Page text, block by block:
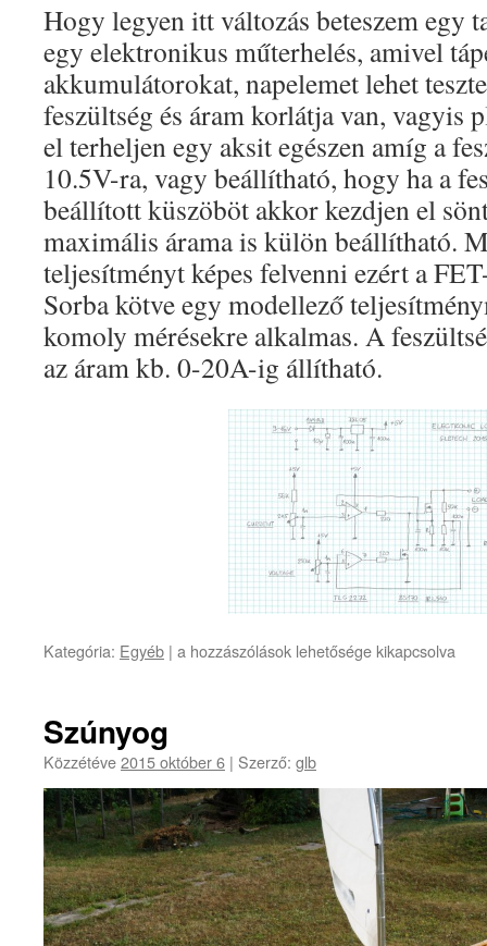
Hogy legyen itt változás beteszem egy
egy elektronikus műterhelés, amivel
akkumulátorokat, napelemet lehet
feszültség és áram korlátja van, vagyis
el terheljen egy aksit egészen amíg a
10.5V-ra, vagy beállítható, hogy ha a
beállított küszöböt akkor kezdjen el
maximális árama is külön beállítható.
teljesítményt képes felvenni ezért a
Sorba kötve egy modellező
komoly mérésekre alkalmas. A
az áram kb. 0-20A-ig állítható.
Kategória: Egyéb | Electronic
a hozzászólások lehetősége kikapcsolva
Szúnyog
Közzétéve2015 október 6 | Szerző: glb